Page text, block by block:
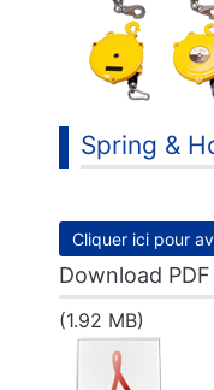
Spring &
Cliquer ici pour
Download PDF
(1.92 MB)